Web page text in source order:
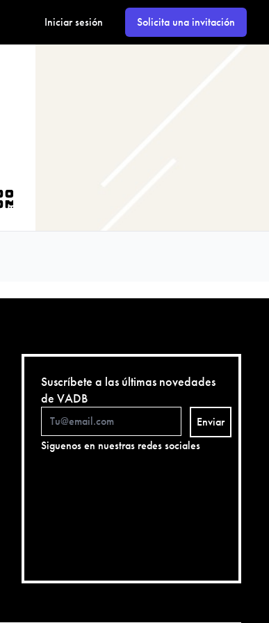
Iniciar sesión Solicita una invitación
Suscríbete a las últimas novedades
de VADB
Enviar
Siguenos en nuestras redes sociales